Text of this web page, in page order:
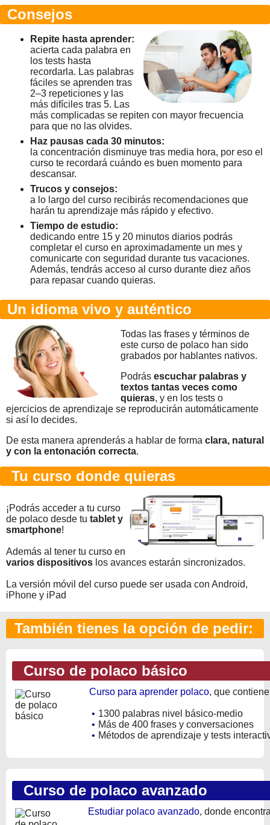
Consejos
Repite hasta aprender:
acierta cada palabra en
los tests hasta
recordarla. Las palabras
fáciles se aprenden tras
2–3 repeticiones y las
más difíciles tras 5. Las
más complicadas se repiten con mayor frecuencia
para que no las olvides.
Haz pausas cada 30 minutos:
la concentración disminuye tras media hora, por eso el
curso te recordará cuándo es buen momento para
descansar.
Trucos y consejos:
a lo largo del curso recibirás recomendaciones que
harán tu aprendizaje más rápido y efectivo.
Tiempo de estudio:
dedicando entre 15 y 20 minutos diarios podrás
completar el curso en aproximadamente un mes y
comunicarte con seguridad durante tus vacaciones.
Además, tendrás acceso al curso durante diez años
para repasar cuando quieras.
Un idioma vivo y auténtico
Todas las frases y términos de
este curso de polaco han sido
grabados por hablantes nativos.
Podrás escuchar palabras y
textos tantas veces como
quieras, y en los tests o
ejercicios de aprendizaje se reproducirán automáticamente
si así lo decides.
De esta manera aprenderás a hablar de forma clara, natural
y con la entonación correcta.
Tu curso donde quieras
¡Podrás acceder a tu curso
de polaco desde tu tablet y
smartphone!
Además al tener tu curso en
varios dispositivos los avances estarán sincronizados.
La versión móvil del curso puede ser usada con Android,
iPhone y iPad
También tienes la opción de pedir:
Curso de polaco básico
Curso para aprender polaco, que
• 1300 palabras nivel básico-medio
• Más de 400 frases y conversaciones
• Métodos de aprendizaje y tests
Curso de polaco avanzado
Estudiar polaco avanzado, donde